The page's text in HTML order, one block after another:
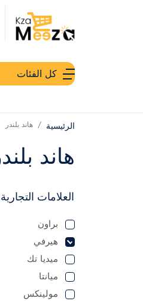
كل الفئات
الرئيسية هاند بلندر
هاند
العلامات التجارية
براون
هيرفي
ميديا تك
ميانتا
مولينكس